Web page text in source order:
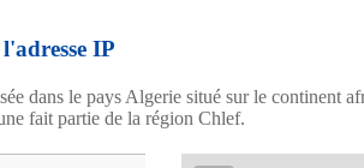
IP
dans le pays Algerie situé sur le continent
fait partie de la région Chlef.